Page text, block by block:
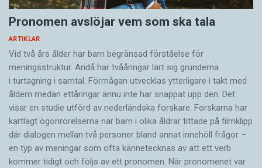
Pronomen avslöjar vem som ska tala
ARTIKLAR
Vid två års ålder har barn begränsad förståelse för
meningsstruktur. Ändå har tvååringar lärt sig grunderna
i turtagning i samtal. Förmågan utvecklas ytterligare i takt med
åldern medan ettåringar ännu inte har snappat upp den. Det
visar en studie utförd av nederländska forskare. Forskarna har
kartlagt ögonrörelserna när barn i olika åldrar tittade på filmklipp
där dialogen mellan två personer bland annat innehöll frågor –
en typ av meningar som ofta kännetecknas av att ett verb
kommer tidigt och följs av ett pronomen. När pronomenet var